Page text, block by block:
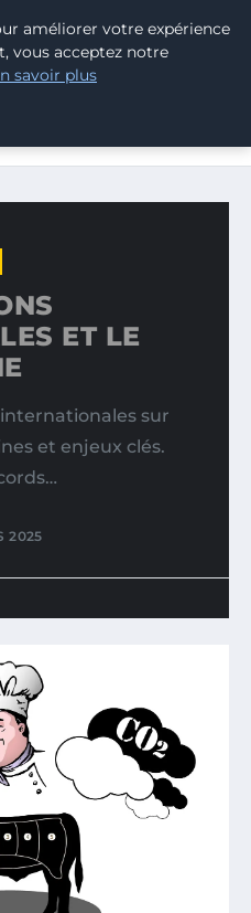
BLOG
ET LE BILAN
ET LE
sur
et enjeux clés.
2025
améliorer votre expérience
vous acceptez notre
savoir plus